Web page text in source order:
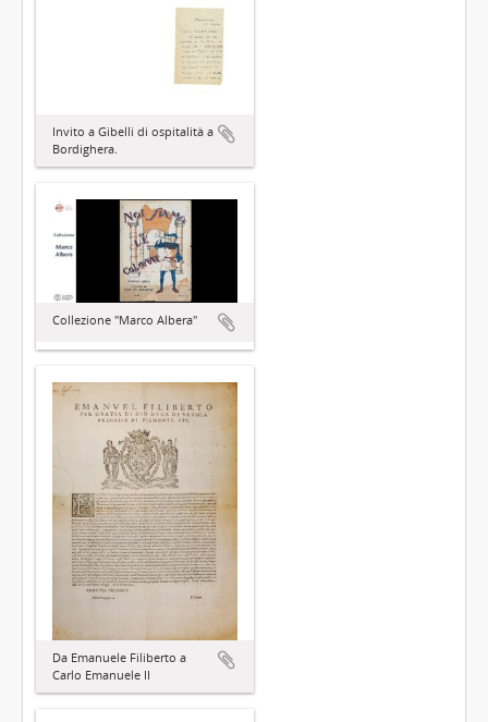
Invito a Gibelli di ospitalità a
Bordighera.
Collezione "Marco Albera"
Da Emanuele Filiberto a
Carlo Emanuele II